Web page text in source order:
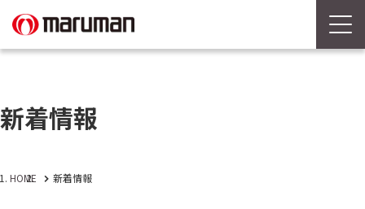
新着情報
HOME 新着情報